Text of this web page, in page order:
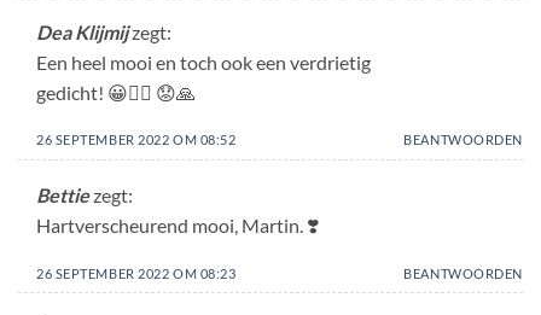
Dea Klijmijzegt:
Een heel mooi en toch ook een verdrietig
gedicht! 😀👌🏼 😟🙏
26 SEPTEMBER 2022 OM 08:52 BEANTWOORDEN
Bettiezegt:
Hartverscheurend mooi, Martin. ❣️
26 SEPTEMBER 2022 OM 08:23 BEANTWOORDEN